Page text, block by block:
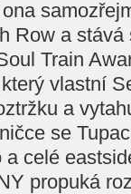
Row a
Train
vlastní
a
se
celé
propuká